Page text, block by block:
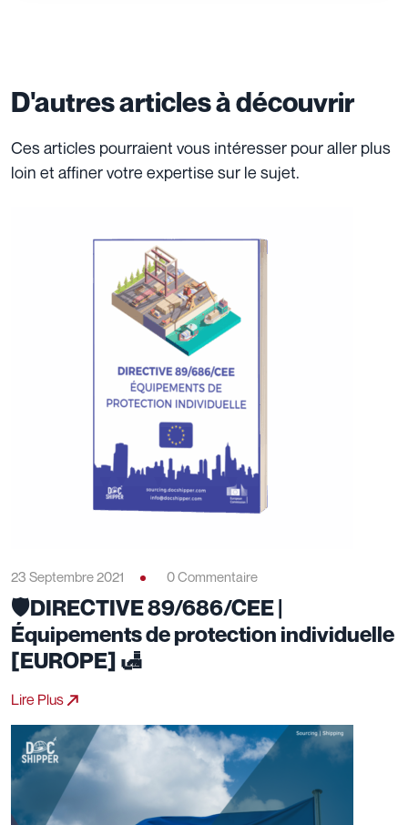
D'autres articles à découvrir
Ces articles pourraient vous intéresser pour aller plus
loin et affiner votre expertise sur le sujet.
23 Septembre 2021 0 Commentaire
🛡️DIRECTIVE 89/686/CEE |
Équipements de protection individuelle
[EUROPE] 🛃
Lire Plus